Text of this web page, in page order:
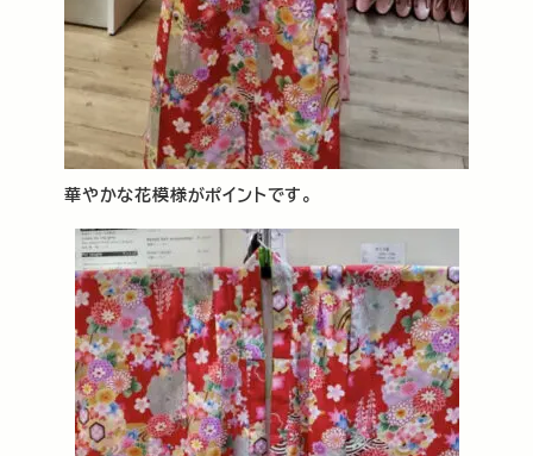
華やかな花模様がポイントです。